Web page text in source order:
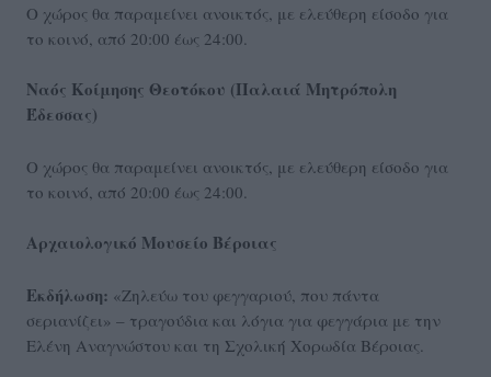
Ο χώρος θα παραμείνει ανοικτός, με ελεύθερη είσοδο για
το κοινό, από 20:00 έως 24:00.
Ναός Κοίμησης Θεοτόκου (Παλαιά Μητρόπολη
Έδεσσας)
Ο χώρος θα παραμείνει ανοικτός, με ελεύθερη είσοδο για
το κοινό, από 20:00 έως 24:00.
Αρχαιολογικό Μουσείο Βέροιας
Εκδήλωση: «Ζηλεύω του φεγγαριού, που πάντα
σεριανίζει» – τραγούδια και λόγια για φεγγάρια με την
Ελένη Αναγνώστου και τη Σχολική Χορωδία Βέροιας.